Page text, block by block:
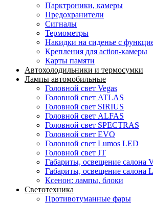
Парктроники, камеры
Предохранители
Сигналы
Термометры
Накидки на сиденье с
Крепления для action-камеры
Карты памяти
Автохолодильники и термосумки
Лампы автомобильные
Головной свет Vegas
Головной свет ATLAS
Головной свет SIRIUS
Головной свет ALFAS
Головной свет SPECTRAS
Головной свет EVO
Головной свет Lumos LED
Головной свет JT
Габариты, освещение салона
Габариты, освещение салона
Ксенон: лампы, блоки
Светотехника
Противотуманные фары